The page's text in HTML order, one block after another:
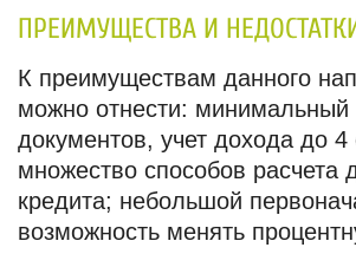
ПРЕИМУЩЕСТВА И
К преимуществам данного
можно отнести: минимальный
документов, учет дохода до
множество способов расчета
кредита; небольшой
возможность менять